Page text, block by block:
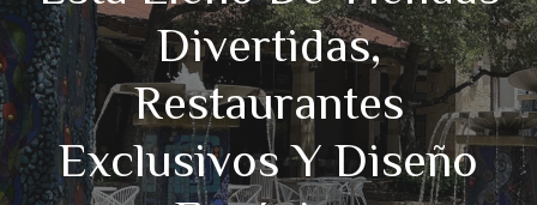
Divertidas,
Restaurantes
Exclusivos Y Diseño